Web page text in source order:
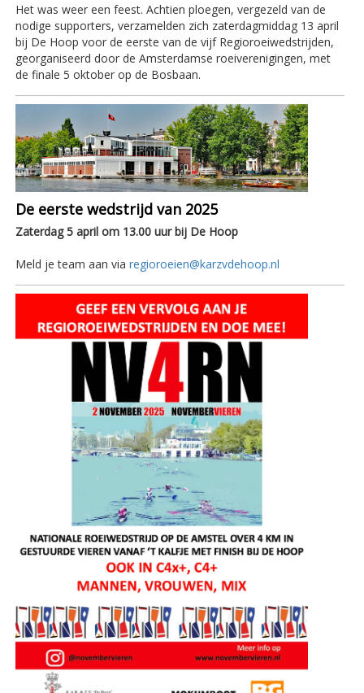
Het was weer een feest. Achtien ploegen, vergezeld van de
nodige supporters, verzamelden zich zaterdagmiddag 13 april
bij De Hoop voor de eerste van de vijf Regioroeiwedstrijden,
georganiseerd door de Amsterdamse roeiverenigingen, met
de finale 5 oktober op de Bosbaan.
De eerste wedstrijd van 2025
Zaterdag 5 april om 13.00 uur bij De Hoop
Meld je team aan via regioroeien@karzvdehoop.nl